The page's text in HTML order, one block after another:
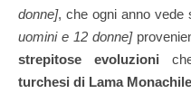
donne], che ogni anno vede
uomini e 12 donne]
strepitose evoluzioni
turchesi di Lama Monachile